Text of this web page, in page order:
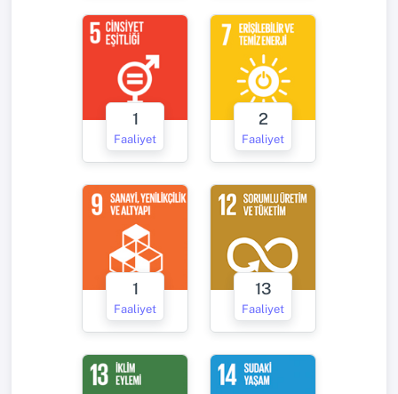
1
Faaliyet
2
Faaliyet
1
Faaliyet
13
Faaliyet